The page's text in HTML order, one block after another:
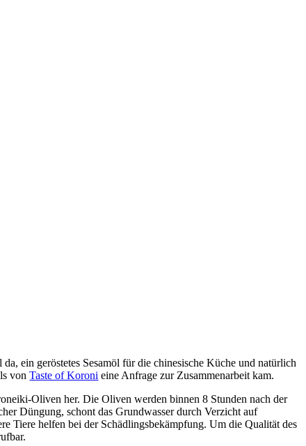
ein geröstetes Sesamöl für die chinesische Küche und natürlich
vonTaste of Koroni eine Anfrage zur Zusammenarbeit kam.
Oliven her. Die Oliven werden binnen 8 Stunden nach der
Düngung, schont das Grundwasser durch Verzicht auf
Tiere helfen bei der Schädlingsbekämpfung. Um die Qualität des